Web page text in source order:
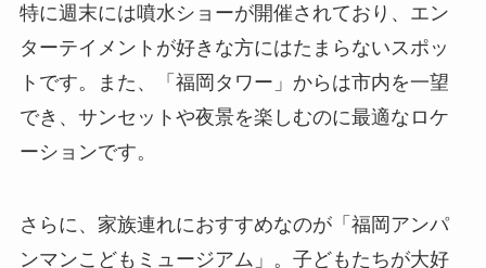
特に週末には噴水ショーが開催されており、エン
ターテイメントが好きな方にはたまらないスポッ
トです。また、「福岡タワー」からは市内を一望
でき、サンセットや夜景を楽しむのに最適なロケ
ーションです。
さらに、家族連れにおすすめなのが「福岡アンパ
ンマンこどもミュージアム」。子どもたちが大好